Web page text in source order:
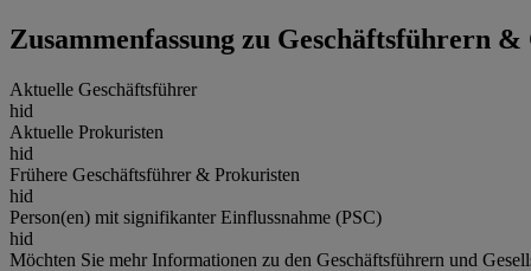
Zusammenfassung zu Geschäftsführern
Aktuelle Geschäftsführer
hid
Aktuelle Prokuristen
hid
Frühere Geschäftsführer & Prokuristen
hid
Person(en) mit signifikanter Einflussnahme (PSC)
hid
Möchten Sie mehr Informationen zu den Geschäftsführern und